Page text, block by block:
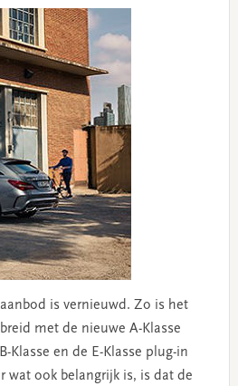
is vernieuwd. Zo is het
met de nieuwe A-Klasse
Klasse en de E-Klasse plug-in
wat ook belangrijk is, is dat de